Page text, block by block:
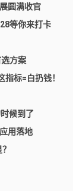
圆满收官
等你来打卡
方案
标=白扔钱！
候到了
用落地